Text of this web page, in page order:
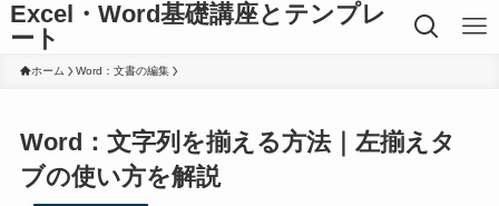
Excel・Word基礎講座とテンプレ
ート
ホーム Word：文書の編集
Word：文字列を揃える方法｜左揃えタ
ブの使い方を解説